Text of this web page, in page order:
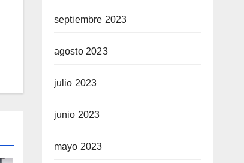
septiembre 2023
agosto 2023
julio 2023
junio 2023
mayo 2023